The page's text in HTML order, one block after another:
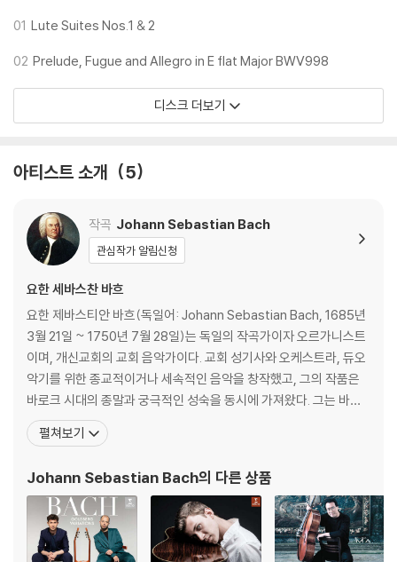
01 Lute Suites Nos.1 & 2
02 Prelude, Fugue and Allegro in E flat Major BWV998
디스크 더보기
아티스트 소개 5
작곡 Johann Sebastian Bach
관심작가 알림신청
요한 세바스찬 바흐
요한 제바스티안 바흐(독일어: Johann Sebastian Bach, 1685년
3월 21일 ~ 1750년 7월 28일)는 독일의 작곡가이자 오르가니스트
이며, 개신교회의 교회 음악가이다. 교회 성기사와 오케스트라, 듀오
악기를 위한 종교적이거나 세속적인 음악을 창작했고, 그의 작품은
바로크 시대의 종말과 궁극적인 성숙을 동시에 가져왔다. 그는 바로
크 시대의 최후에 위치하는 대가로서, 일반적인 작품은 독일음악의
전통에 깊이 뿌리박고 있을 뿐 아니라, 그 위에 이탈리아나 프랑스의
였다. 종교적 작품은 기존 구교 음
펼쳐보기
Johann Sebastian Bach의 다른 상품